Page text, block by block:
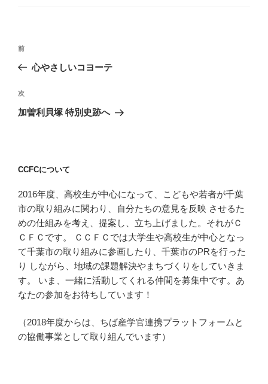
投
ビ
ゲ
ン
前
の
稿
前
心やさしいコヨーテ
次
の
次
加曽利貝塚 特別史跡へ
CCFCについて
2016年度、高校生が中心になって、こどもや若者が千葉
市の取り組みに関わり、自分たちの意見を反映 させるた
めの仕組みを考え、提案し、立ち上げました。それがＣ
ＣＦＣです。 ＣＣＦＣでは大学生や高校生が中心となっ
て千葉市の取り組みに参画したり、千葉市のPRを行った
り しながら、地域の課題解決やまちづくりをしていきま
す。 いま、一緒に活動してくれる仲間を募集中です。あ
なたの参加をお待ちしています！
（2018年度からは、ちば産学官連携プラットフォームと
の協働事業として取り組んでいます）